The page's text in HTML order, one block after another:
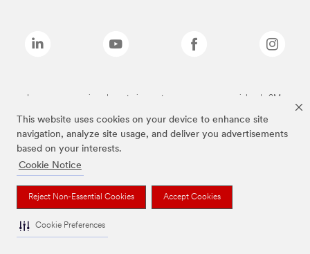
This website uses cookies on your device to enhance site
navigation, analyze site usage, and deliver you advertisements
based on your interests.
Cookie Notice
Reject Non-Essential Cookies Accept Cookies
Cookie Preferences
Las marcas mencionadas anteriormente son marcas comerciales de 3M.